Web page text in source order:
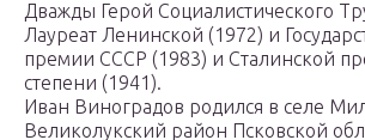
Дважды Герой Социалистического
Лауреат Ленинской (1972) и
премии СССР (1983) и Сталинской
степени (1941).
Иван Виноградов родился в селе
Великолукский район Псковской